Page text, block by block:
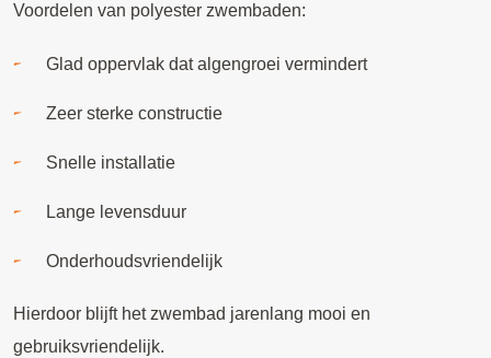
Voordelen van polyester zwembaden:
Glad oppervlak dat algengroei vermindert
Zeer sterke constructie
Snelle installatie
Lange levensduur
Onderhoudsvriendelijk
Hierdoor blijft het zwembad jarenlang mooi en
gebruiksvriendelijk.